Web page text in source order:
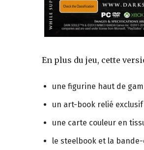
En plus du jeu, cette
une figurine haut de
un art-book relié exclusif
une carte couleur en
le steelbook et la